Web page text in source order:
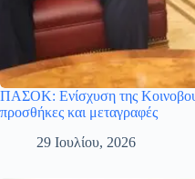
ΠΑΣΟΚ: Ενίσχυση της
προσθήκες και μεταγραφές
29 Ιουλίου, 2026